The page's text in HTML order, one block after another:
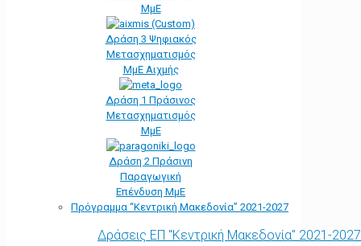
ΜμΕ
Δράση 3 Ψηφιακός
Μετασχηματισμός
ΜμΕ Αιχμής
Δράση 1 Πράσινος
Μετασχηματισμός
ΜμΕ
Δράση 2 Πράσινη
Παραγωγική
Επένδυση ΜμΕ
Πρόγραμμα “Κεντρική Μακεδονία” 2021-2027
Δράσεις ΕΠ "Κεντρική Μακεδονία" 2021-2027